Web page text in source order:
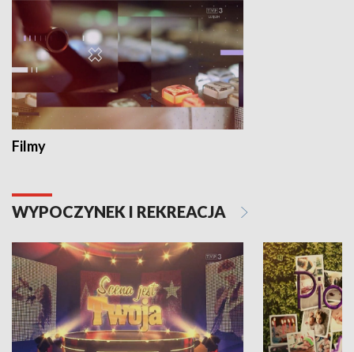
Filmy
WYPOCZYNEK I REKREACJA